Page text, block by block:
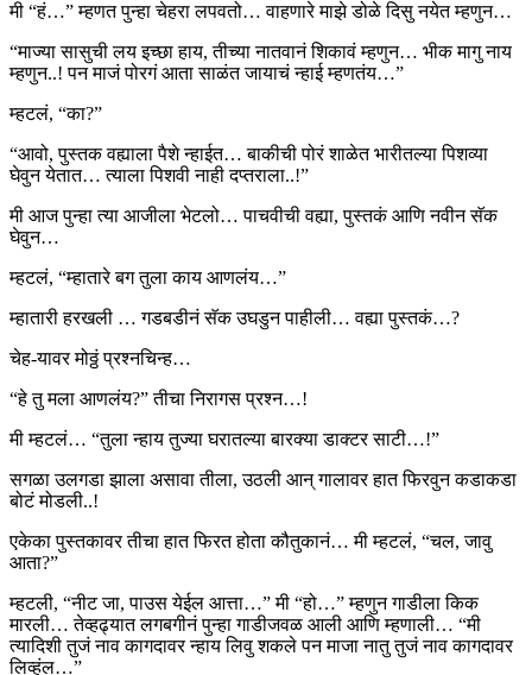
मी “हं…” म्हणत पुन्हा चेहरा लपवतो… वाहणारे माझे डोळे दिसु नयेत म्हणुन…
“माज्या सासुची लय इच्छा हाय, तीच्या नातवानं शिकावं म्हणुन… भीक मागु नाय
म्हणुन..! पन माजं पोरगं आता साळंत जायाचं न्हाई म्हणतंय…”
म्हटलं, “का?”
“आवो, पुस्तक वह्याला पैशे न्हाईत… बाकीची पोरं शाळेत भारीतल्या पिशव्या
घेवुन येतात… त्याला पिशवी नाही दप्तराला..!”
मी आज पुन्हा त्या आजीला भेटलो… पाचवीची वह्या, पुस्तकं आणि नवीन सॅक
घेवुन…
म्हटलं, “म्हातारे बग तुला काय आणलंय…”
म्हातारी हरखली … गडबडीनं सॅक उघडुन पाहीली… वह्या पुस्तकं…?
चेह-यावर मोठ्ठं प्रश्नचिन्ह…
“हे तु मला आणलंय?” तीचा निरागस प्रश्न…!
मी म्हटलं… “तुला न्हाय तुज्या घरातल्या बारक्या डाक्टर साटी…!”
सगळा उलगडा झाला असावा तीला, उठली आन् गालावर हात फिरवुन कडाकडा
बोटं मोडली..!
एकेका पुस्तकावर तीचा हात फिरत होता कौतुकानं… मी म्हटलं, “चल, जावु
आता?”
म्हटली, “नीट जा, पाउस येईल आत्ता…” मी “हो…” म्हणुन गाडीला किक
मारली… तेव्हढ्यात लगबगीनं पुन्हा गाडीजवळ आली आणि म्हणाली… “मी
त्यादिशी तुजं नाव कागदावर न्हाय लिवु शकले पन माजा नातु तुजं नाव कागदावर
लिव्हंल…”